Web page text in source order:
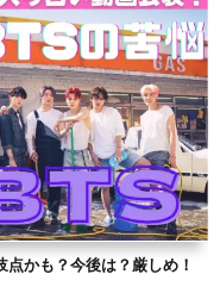
かも？今後は？厳しめ！